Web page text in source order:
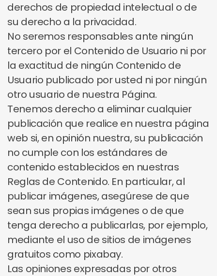
derechos de propiedad intelectual o de
su derecho a la privacidad.
No seremos responsables ante ningún
tercero por el Contenido de Usuario ni por
la exactitud de ningún Contenido de
Usuario publicado por usted ni por ningún
otro usuario de nuestra Página.
Tenemos derecho a eliminar cualquier
publicación que realice en nuestra página
web si, en opinión nuestra, su publicación
no cumple con los estándares de
contenido establecidos en nuestras
Reglas de Contenido. En particular, al
publicar imágenes, asegúrese de que
sean sus propias imágenes o de que
tenga derecho a publicarlas, por ejemplo,
mediante el uso de sitios de imágenes
gratuitos como pixabay.
Las opiniones expresadas por otros